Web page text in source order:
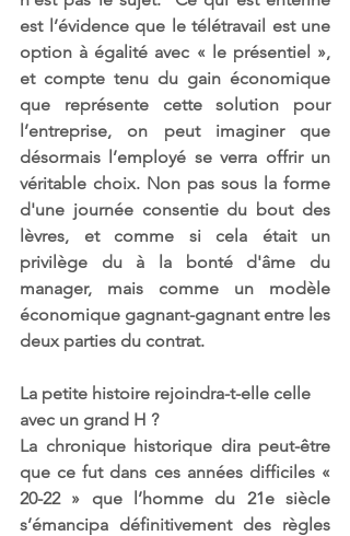
est l’évidence que le télétravail est une
option à égalité avec « le présentiel »,
et compte tenu du gain économique
que représente cette solution pour
l’entreprise, on peut imaginer que
désormais l’employé se verra offrir un
véritable choix. Non pas sous la forme
d'une journée consentie du bout des
lèvres, et comme si cela était un
privilège du à la bonté d'âme du
manager, mais comme un modèle
économique gagnant-gagnant entre les
deux parties du contrat.
La petite histoire rejoindra-t-elle celle
avec un grand H ?
La chronique historique dira peut-être
que ce fut dans ces années difficiles «
20-22 » que l’homme du 21e siècle
s’émancipa définitivement des règles